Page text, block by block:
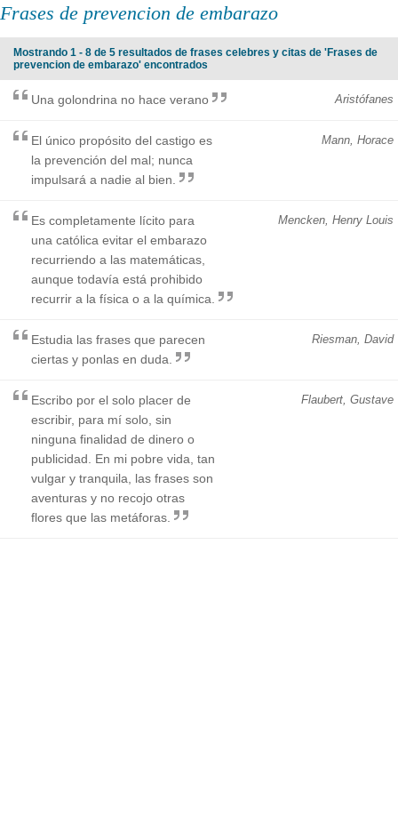
Frases de prevencion de embarazo
Mostrando 1 - 8 de 5 resultados de frases celebres y citas de 'Frases de
prevencion de embarazo' encontrados
Aristófanes
Una golondrina no hace verano
Mann, Horace
El único propósito del castigo es
la prevención del mal; nunca
impulsará a nadie al bien.
Mencken, Henry Louis
Es completamente lícito para
una católica evitar el embarazo
recurriendo a las matemáticas,
aunque todavía está prohibido
recurrir a la física o a la química.
Riesman, David
Estudia las frases que parecen
ciertas y ponlas en duda.
Flaubert, Gustave
Escribo por el solo placer de
escribir, para mí solo, sin
ninguna finalidad de dinero o
publicidad. En mi pobre vida, tan
vulgar y tranquila, las frases son
aventuras y no recojo otras
flores que las metáforas.